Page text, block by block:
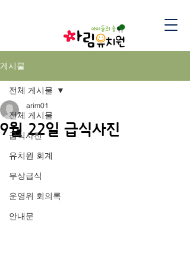
게시물
전체 게시물
급식사진
유치원 회계
무상급식
운영위 회의록
안내문
전체 게시물
9월 22일 급식사진
arim01